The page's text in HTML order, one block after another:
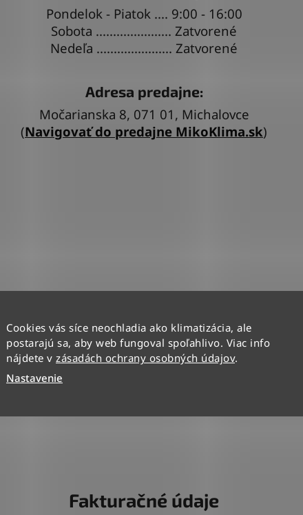
Cookies vás síce neochladia ako klimatizácia, ale
postarajú sa, aby web fungoval spoľahlivo. Viac info
nájdete v zásadách ochrany osobných údajov.
Nastavenie
Pondelok - Piatok .... 9:00 - 16:00
Sobota ...................... Zatvorené
Nedeľa ...................... Zatvorené
Adresa predajne:
Močarianska 8, 071 01, Michalovce
(Navigovať do predajne MikoKlima.sk)
Fakturačné údaje